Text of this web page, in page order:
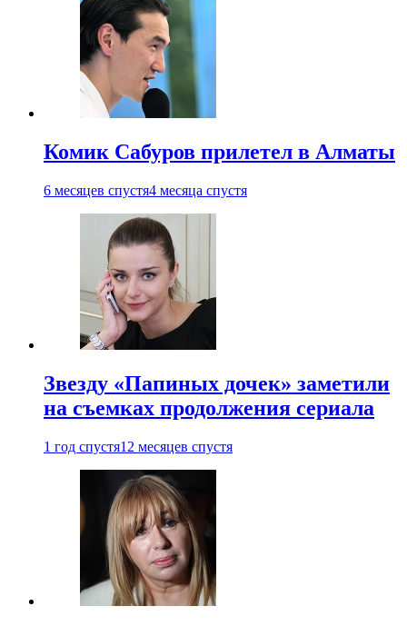
Комик Сабуров прилетел в Алматы
6 месяцев спустя4 месяца спустя
Звезду «Папиных дочек» заметили
на съемках продолжения сериала
1 год спустя12 месяцев спустя